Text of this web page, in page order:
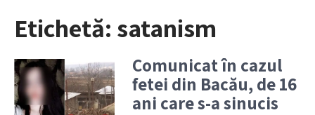
Etichetă: satanism
Comunicat în cazul
fetei din Bacău, de 16
ani care s-a sinucis